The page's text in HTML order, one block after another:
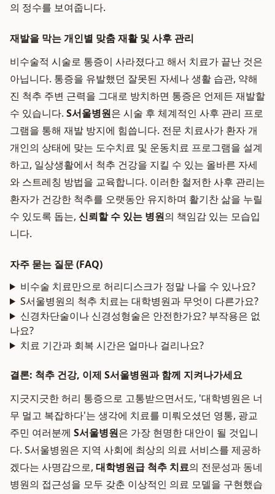
의 정수를 보여줍니다.
재발을 막는 개인별 맞춤 재활 및 사후 관리
비수술적 시술로 통증이 사라졌다고 해서 치료가 끝난 것은
아닙니다. 통증을 유발했던 잘못된 자세나 생활 습관, 약해
진 척추 주변 근력을 그대로 방치하면 통증은 언제든 재발할
수 있습니다. S서울병원은 시술 후 체계적인 사후 관리 프로
그램을 통해 재발 방지에 힘씁니다. 전문 치료사가 환자 개
개인의 상태에 맞는 도수치료 및 운동치료 프로그램을 설계
하고, 일상생활에서 척추 건강을 지킬 수 있는 올바른 자세
와 스트레칭 방법을 교육합니다. 이러한 철저한 사후 관리는
환자가 건강한 척추를 오랫동안 유지하며 활기찬 삶을 누릴
수 있도록 돕는, 신뢰할 수 있는 병원의 책임감 있는 모습입
니다.
자주 묻는 질문 (FAQ)
비수술 치료만으로 허리디스크가 정말 나을 수 있나요?
S서울병원의 척추 치료는 대학병원과 무엇이 다른가요?
신경차단술이나 신경성형술은 안전한가요? 부작용은 없
나요?
치료 기간과 회복 시간은 얼마나 걸리나요?
결론: 척추 건강, 이제 S서울병원과 함께 지켜나가세요
지긋지긋한 허리 통증으로 고통받으면서도, '대학병원은 너
무 멀고 복잡하다'는 생각에 치료를 미뤄오셨던 영통, 광교
주민 여러분께 S서울병원은 가장 현명한 대안이 될 것입니
다. S서울병원은 지역 사회에 최상의 의료 서비스를 제공하
겠다는 사명감으로, 대학병원급 척추 치료의 전문성과 동네
병원의 접근성을 모두 갖춘 이상적인 의료 모델을 구현했습